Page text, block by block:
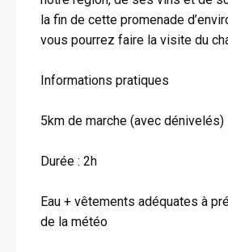
la fin de cette promenade
vous pourrez faire la visite du
Informations pratiques
5km de marche (avec dénivelés)
Durée : 2h
Eau + vêtements adéquates à
de la météo